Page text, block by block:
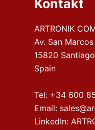
Kontakt
ARTRONIK
Av. San Marcos
15820
Spain
Tel: +34 600
Email:
LinkedIn: